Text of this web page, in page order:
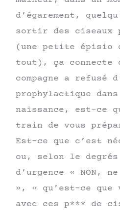
d’égarement,
sortir des ciseaux
(une petite épisio
tout), ça connecte
compagne a refusé
prophylactique
naissance, est-ce
train de vous
Est-ce que c’est
ou, selon le
d’urgence « NON,
», « qu’est-ce que
avec ces p*** de